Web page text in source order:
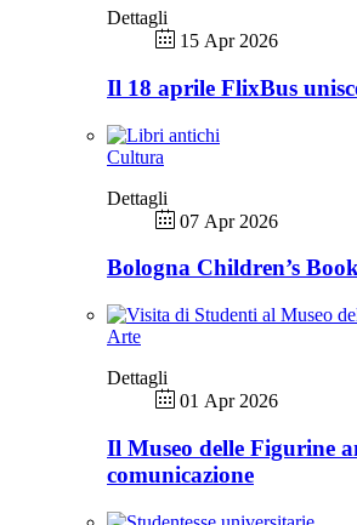
Dettagli
15 Apr 2026
Il 18 aprile FlixBus
Cultura
Dettagli
07 Apr 2026
Bologna Children’s
Arte
Dettagli
01 Apr 2026
Il Museo delle Figurine
comunicazione